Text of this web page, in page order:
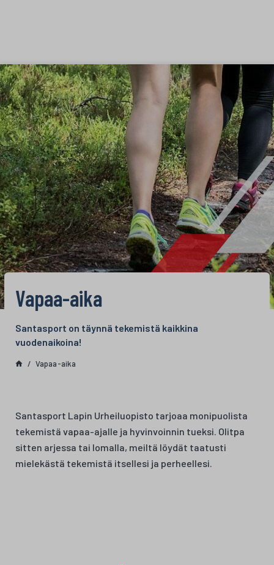
Siirry sisältöön
Vapaa-aika
Santasport on täynnä tekemistä kaikkina
vuodenaikoina!
Vapaa-aika
Santasport Lapin Urheiluopisto tarjoaa monipuolista
tekemistä vapaa-ajalle ja hyvinvoinnin tueksi. Olitpa
sitten arjessa tai lomalla, meiltä löydät taatusti
mielekästä tekemistä itsellesi ja perheellesi.